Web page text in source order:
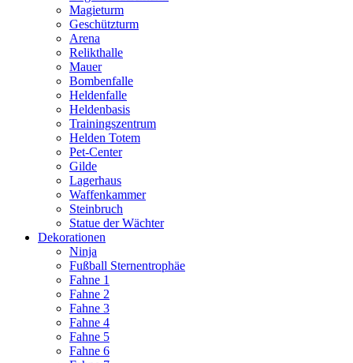
Magieturm
Geschützturm
Arena
Relikthalle
Mauer
Bombenfalle
Heldenfalle
Heldenbasis
Trainingszentrum
Helden Totem
Pet-Center
Gilde
Lagerhaus
Waffenkammer
Steinbruch
Statue der Wächter
Dekorationen
Ninja
Fußball Sternentrophäe
Fahne 1
Fahne 2
Fahne 3
Fahne 4
Fahne 5
Fahne 6